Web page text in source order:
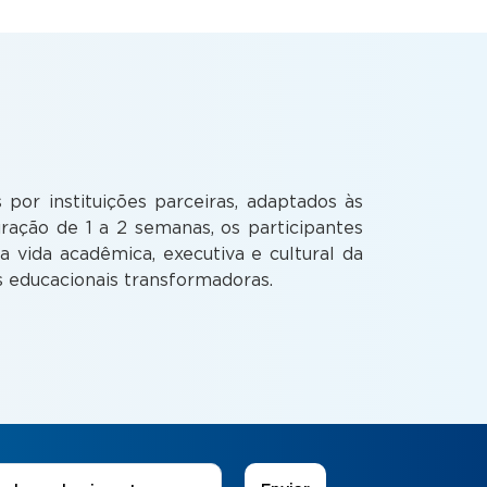
instituições parceiras, adaptados às
de 1 a 2 semanas, os participantes
acadêmica, executiva e cultural da
transformadoras.
Interesse